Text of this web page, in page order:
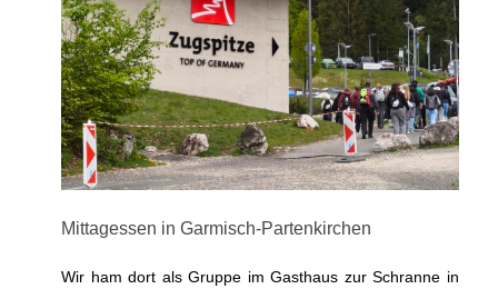
Mittagessen in Garmisch-Partenkirchen
Wir ham dort als Gruppe im Gasthaus zur Schranne in